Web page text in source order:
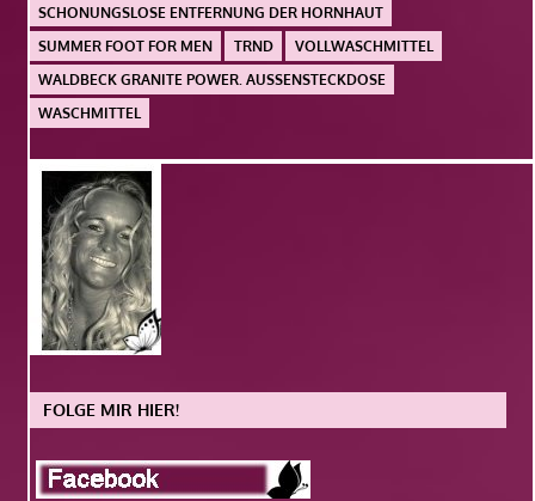
SCHONUNGSLOSE ENTFERNUNG DER HORNHAUT
SUMMER FOOT FOR MEN
TRND
VOLLWASCHMITTEL
WALDBECK GRANITE POWER. AUSSENSTECKDOSE
WASCHMITTEL
FOLGE MIR HIER!